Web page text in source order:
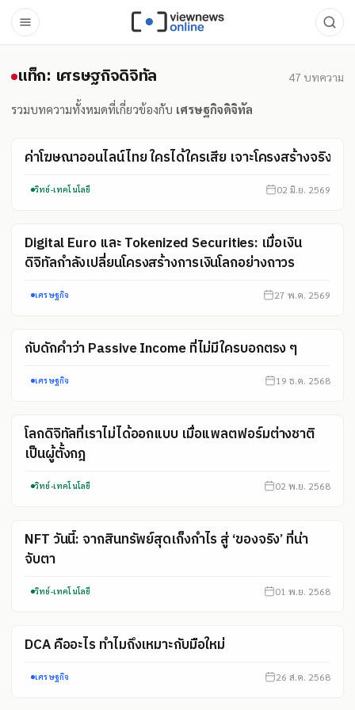
แท็ก: เศรษฐกิจดิจิทัล
แท็ก: เศรษฐกิจดิจิทัล 47 บทความ
รวมบทความทั้งหมดที่เกี่ยวข้องกับ เศรษฐกิจดิจิทัล
ค่าโฆษณาออนไลน์ไทย ใครได้ใครเสีย เจาะโครงสร้างจริง
วิทย์-เทคโนโลยี 02 มิ.ย. 2569
Digital Euro และ Tokenized Securities: เมื่อเงิน
ดิจิทัลกำลังเปลี่ยนโครงสร้างการเงินโลกอย่างถาวร
เศรษฐกิจ 27 พ.ค. 2569
กับดักคำว่า Passive Income ที่ไม่มีใครบอกตรง ๆ
เศรษฐกิจ 19 ธ.ค. 2568
โลกดิจิทัลที่เราไม่ได้ออกแบบ เมื่อแพลตฟอร์มต่างชาติ
เป็นผู้ตั้งกฎ
วิทย์-เทคโนโลยี 02 พ.ย. 2568
NFT วันนี้: จากสินทรัพย์สุดเก็งกำไร สู่ ‘ของจริง’ ที่น่า
จับตา
วิทย์-เทคโนโลยี 01 พ.ย. 2568
DCA คืออะไร ทำไมถึงเหมาะกับมือใหม่
เศรษฐกิจ 26 ส.ค. 2568